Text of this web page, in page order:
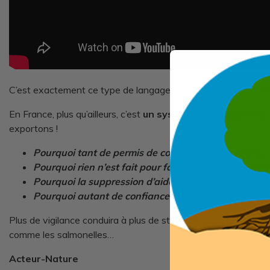
C’est exactement ce type de langage qui a créé l’impasse
En France, plus qu’ailleurs, c’est un système de production
exportons !
Pourquoi tant de permis de construire délivrés pour
Pourquoi rien n’est fait pour favoriser le petit
Pourquoi la suppression d’aides aux agriculteurs
Pourquoi autant de confiance à la dénaturation de
Plus de vigilance conduira à plus de stérilisation, de
comme les salmonelles…
Acteur-Nature